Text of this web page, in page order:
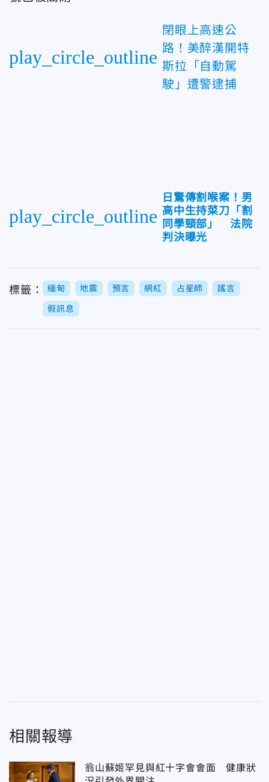
play_circle_outline
閉眼上高速公
路！美醉漢開特
斯拉「自動駕
駛」遭警逮捕
play_circle_outline
日驚傳割喉案！男
高中生持菜刀「割
同學頸部」 法院
判決曝光
標籤： 緬甸 地震 預言 網紅 占星師 謠言
假訊息
相關報導
翁山蘇姬罕見與紅十字會會面 健康狀